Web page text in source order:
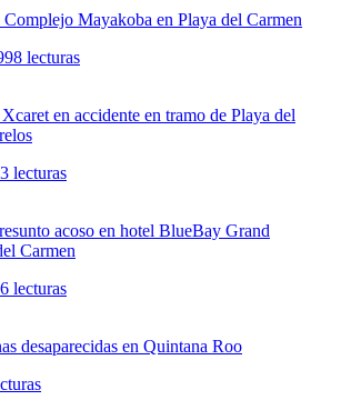
Mayakoba en Playa del Carmen
lecturas
en accidente en tramo de Playa del
lecturas
acoso en hotel BlueBay Grand
Carmen
lecturas
desaparecidas en Quintana Roo